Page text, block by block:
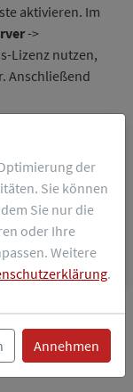
aktivieren. Im
->
Lizenz nutzen,
Anschließend
um die
der
Sie können
Sie nur die
oder Ihre
Weitere
.
Annehmen